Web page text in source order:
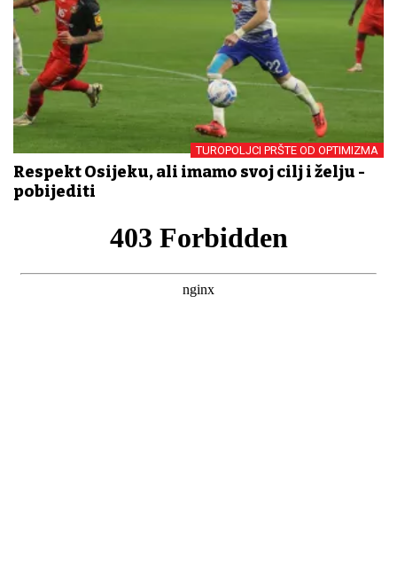
TUROPOLJCI PRŠTE OD OPTIMIZMA
Respekt Osijeku, ali imamo svoj cilj i želju -
pobijediti